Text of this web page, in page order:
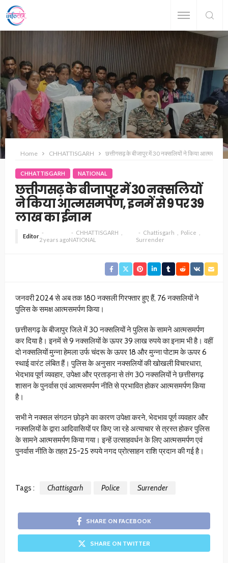
Home CHHATTISGARH छत्तीगसढ़ के बीजापुर में 30 नक्सलियों ने किया
CHHATTISGARH NATIONAL
छत्तीगसढ़ के बीजापुर में 30 नक्सलियों
ने किया आत्मसमर्पण, इनमें से 9 पर 39
लाख का ईनाम
Editor
2 years ago
CHHATTISGARH
NATIONAL
Chattisgarh
Police
Surrender
जनवरी 2024 से अब तक 180 नक्सली गिरफ्तार हुए हैं, 76 नक्सलियों ने
पुलिस के समक्ष आत्मसमर्पण किया।
छत्तीसगढ़ के बीजापुर जिले में 30 नक्सलियों ने पुलिस के सामने आत्मसमर्पण
कर दिया है। इनमें से 9 नक्सलियों के ऊपर 39 लाख रुपये का इनाम भी है। वहीं
दो नक्सलियों मुन्ना हेमला उर्फ चंदरू के ऊपर 18 और मुन्ना पोटाम के ऊपर 6
स्थाई वारंट लंबित हैं। पुलिस के अनुसार नक्सलियों की खोखली विचारधारा,
भेदभाव पूर्ण व्यवहार, उपेक्षा और प्रताड़ना से तंग 30 नक्सलियों ने छत्तीसगढ़
शासन के पुनर्वास एवं आत्मसमर्पण नीति से प्रभावित होकर आत्मसमर्पण किया‌
है।
सभी ने नक्सल संगठन छोड़ने का कारण उपेक्षा करने, भेदभाव पूर्ण व्यवहार और
नक्सलियों के द्वारा आदिवासियों पर किए जा रहे अत्याचार से त्रस्त होकर पुलिस
के सामने आत्मसमर्पण किया गया। इन्हें उत्साहवर्धन के लिए आत्मसमर्पण एवं
पुनर्वास नीति के तहत 25-25 रुपये नगद प्रोत्साहन राशि प्रदान की गई है।
Tags : Chattisgarh Police Surrender
SHARE ON FACEBOOK
SHARE ON TWITTER